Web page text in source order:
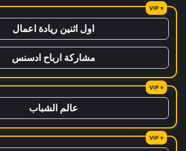
اول اثنين ريادة اعمال
مشاركة ارباح ادسنس
عالم الشباب